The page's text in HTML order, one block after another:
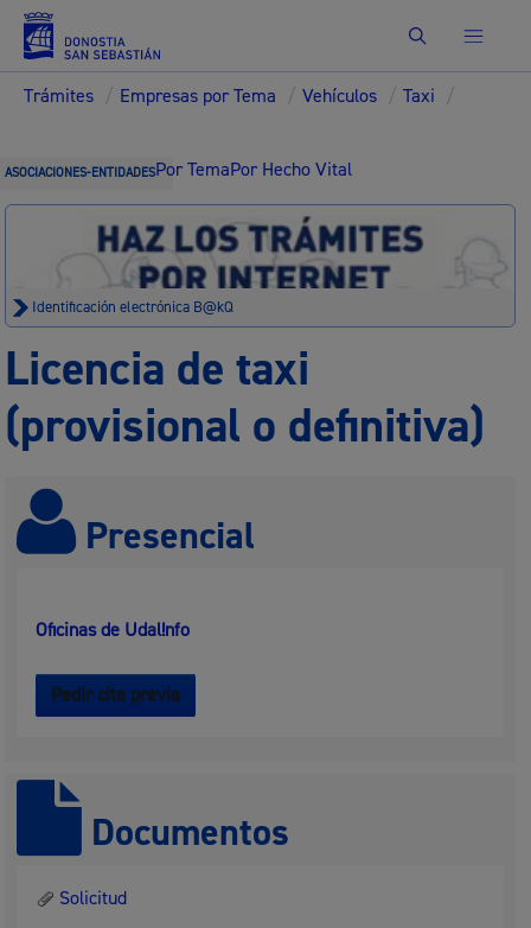
Buscar
Trámites / Empresas por Tema / Vehículos / Taxi /
ASOCIACIONES-ENTIDADESPor TemaPor Hecho Vital
Identificación electrónica B@kQ
Licencia de taxi
(provisional o definitiva)
Presencial
Oficinas de Udal!nfo
Pedir cita previa
Documentos
Solicitud